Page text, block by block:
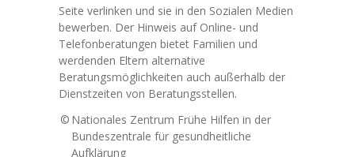
-- Nachmittagsbetreuung
Eltern
-- Informationen für Eltern
-- Wie kommt mein Kind zur Schule?
-- Schulverein
Seite verlinken und sie in den Sozialen Medien
bewerben. Der Hinweis auf Online- und
Telefonberatungen bietet Familien und
werdenden Eltern alternative
Beratungsmöglichkeiten auch außerhalb der
Dienstzeiten von Beratungsstellen.
© Nationales Zentrum Frühe Hilfen in der
Bundeszentrale für gesundheitliche
Aufklärung